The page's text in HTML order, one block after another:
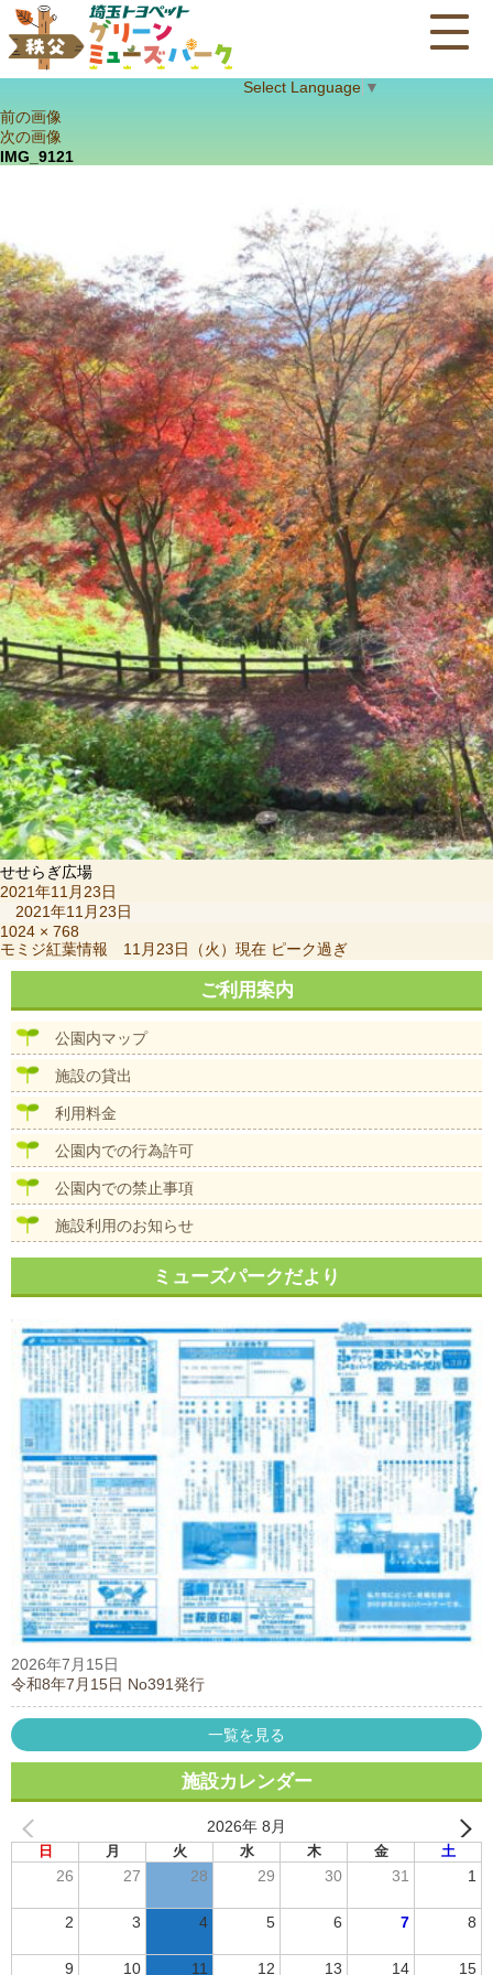
Select Language ▼
前の画像
次の画像
IMG_9121
せせらぎ広場
投
日:
2021年11月23日
2021年11月23日
フ
ル
サ
ズ
1024 × 768
投
稿
ビ
モミジ紅葉情報 11月23日（火）現在 ピーク過ぎ
ご利用案内
公園内マップ
施設の貸出
利用料金
公園内での行為許可
公園内での禁止事項
施設利用のお知らせ
ミューズパークだより
2026年7月15日
令和8年7月15日 No391発行
一覧を見る
施設カレンダー
2026年 8月
日 月 火 水 木 金 土
26 27 28 29 30 31 1
2 3 4 5 6 7 8
9 10 11 12 13 14 15